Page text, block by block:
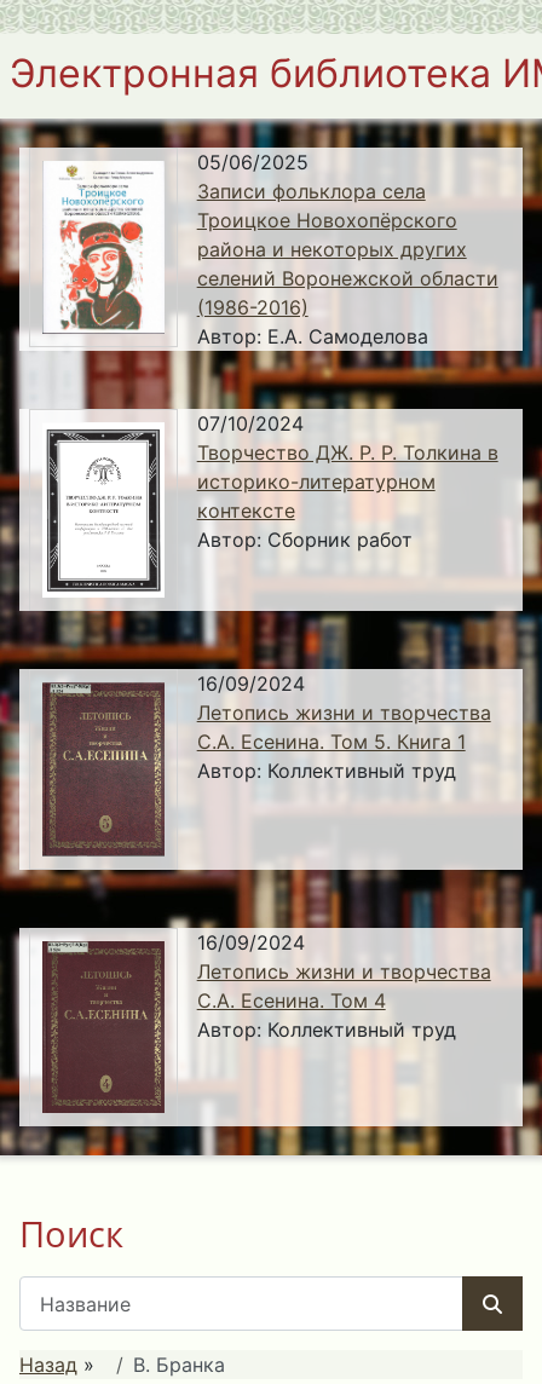
Электронная библиотека
05/06/2025
Записи фольклора села
Троицкое Новохопёрского
района и некоторых других
селений Воронежской области
(1986-2016)
Автор: Е.А. Самоделова
07/10/2024
Творчество ДЖ. Р. Р. Толкина в
историко-литературном
контексте
Автор: Сборник работ
16/09/2024
Летопись жизни и творчества
С.А. Есенина. Том 5. Книга 1
Автор: Коллективный труд
16/09/2024
Летопись жизни и творчества
С.А. Есенина. Том 4
Автор: Коллективный труд
Поиск
Назад » В. Бранка